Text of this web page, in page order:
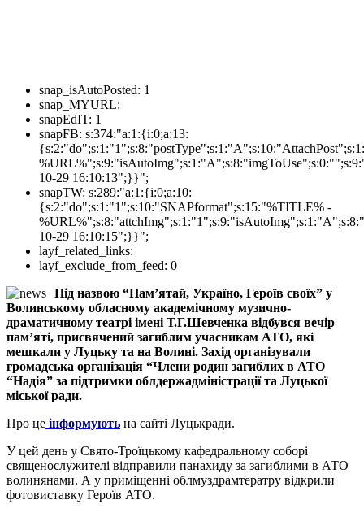
snap_isAutoPosted: 1
snap_MYURL:
snapEdIT: 1
snapFB: s:374:"a:1:{i:0;a:13:
10-29 16:10:13";}}";
snapTW: s:289:"a:1:{i:0;a:10:
{s:2:"do";s:1:"1";s:10:"SNAPformat";s:15:"%TITLE% -
10-29 16:10:15";}}";
layf_related_links:
layf_exclude_from_feed: 0
Під назвою “Пам’ятай, Україно, Героїв своїх” у
Волинському обласному академічному музично-
драматичному театрі імені Т.Г.Шевченка відбувся вечір
пам’яті, присвячений загиблим учасникам АТО, які
мешкали у Луцьку та на Волині. Захід організували
громадська організація “Члени родин загиблих в АТО
“Надія” за підтримки облдержадміністрації та Луцької
міської ради.
Про це інформують на сайті Луцькради.
У цей день у Свято-Троїцькому кафедральному соборі
священослужителі відправили панахиду за загиблими в АТО
волинянами. А у приміщенні облмуздрамтератру відкрили
фотовиставку Героїв АТО.